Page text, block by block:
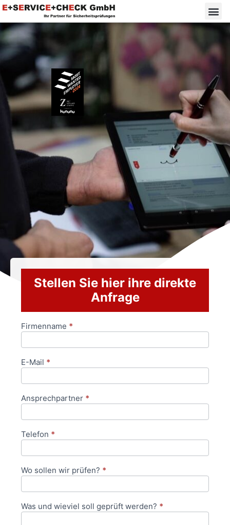
Stellen Sie hier ihre direkte
Anfrage
Anfrageformular
Firmenname *
E-Mail *
Ansprechpartner *
Telefon *
Wo sollen wir prüfen? *
Was und wieviel soll geprüft werden? *